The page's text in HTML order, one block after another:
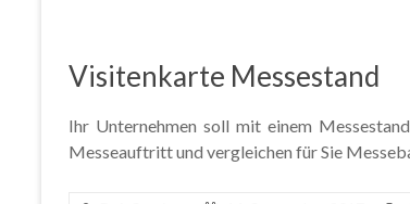
Visitenkarte Messestand
Ihr Unternehmen soll mit einem
Messeauftritt und vergleichen für Sie